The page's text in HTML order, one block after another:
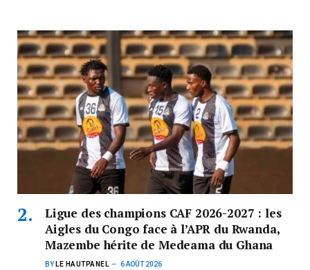
Ligue des champions CAF 2026-2027 : les
Aigles du Congo face à l’APR du Rwanda,
Mazembe hérite de Medeama du Ghana
BY LE HAUTPANEL 6 AOÛT 2026